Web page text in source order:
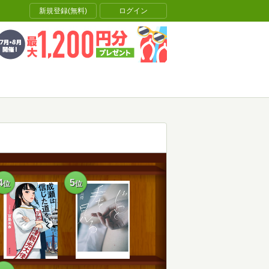
新規登録(無料) ログイン
位 5位